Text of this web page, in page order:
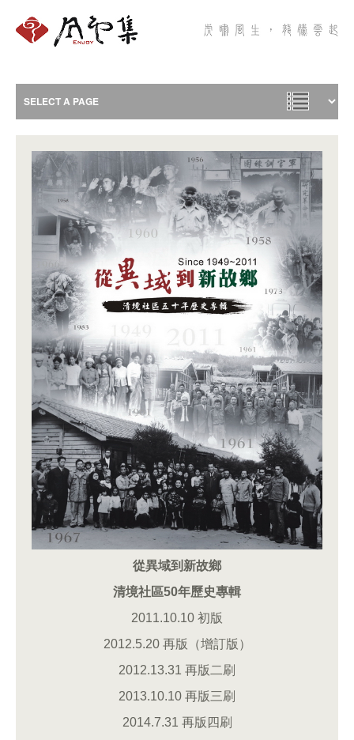
從異域到新故鄉
清境社區50年歷史專輯
2011.10.10 初版
2012.5.20 再版（增訂版）
2012.13.31 再版二刷
2013.10.10 再版三刷
2014.7.31 再版四刷